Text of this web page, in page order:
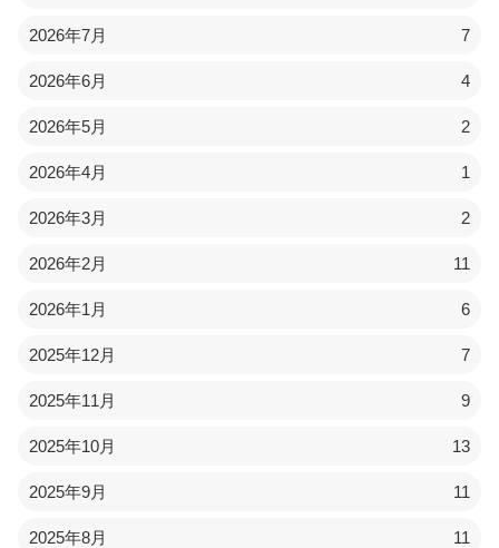
2026年7月 7
2026年6月 4
2026年5月 2
2026年4月 1
2026年3月 2
2026年2月 11
2026年1月 6
2025年12月 7
2025年11月 9
2025年10月 13
2025年9月 11
2025年8月 11